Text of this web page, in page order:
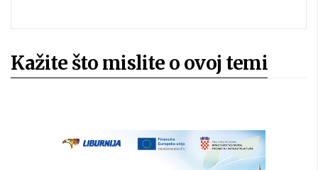
Kažite što mislite o ovoj temi